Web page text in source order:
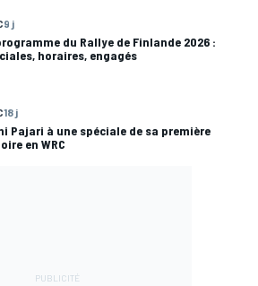
9 j
du Rallye de Finlande 2026 :
horaires, engagés
18 j
Pajari à une spéciale de sa première
en WRC